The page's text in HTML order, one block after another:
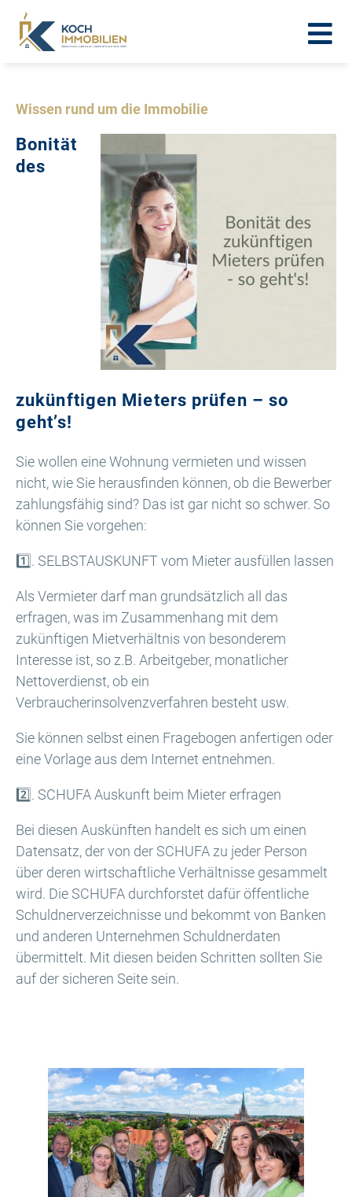
Wissen rund um die Immobilie
Bonität
des
zukünftigen Mieters prüfen – so
geht’s!
Sie wollen eine Wohnung vermieten und wissen
nicht, wie Sie herausfinden können, ob die Bewerber
zahlungsfähig sind? Das ist gar nicht so schwer. So
können Sie vorgehen:
1️⃣. SELBSTAUSKUNFT vom Mieter ausfüllen lassen
Als Vermieter darf man grundsätzlich all das
erfragen, was im Zusammenhang mit dem
zukünftigen Mietverhältnis von besonderem
Interesse ist, so z.B. Arbeitgeber, monatlicher
Nettoverdienst, ob ein
Verbraucherinsolvenzverfahren besteht usw.
Sie können selbst einen Fragebogen anfertigen oder
eine Vorlage aus dem Internet entnehmen.
2️⃣. SCHUFA Auskunft beim Mieter erfragen
Bei diesen Auskünften handelt es sich um einen
Datensatz, der von der SCHUFA zu jeder Person
über deren wirtschaftliche Verhältnisse gesammelt
wird. Die SCHUFA durchforstet dafür öffentliche
Schuldnerverzeichnisse und bekommt von Banken
und anderen Unternehmen Schuldnerdaten
übermittelt. Mit diesen beiden Schritten sollten Sie
auf der sicheren Seite sein.